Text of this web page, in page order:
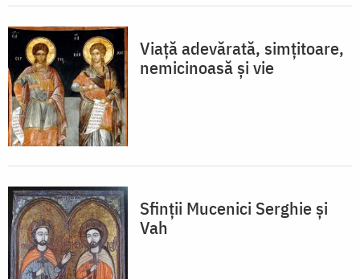
Viață adevărată, simțitoare,
nemicinoasă și vie
Sfinții Mucenici Serghie și
Vah